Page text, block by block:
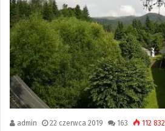
admin 22 czerwca 2019 163 112 832